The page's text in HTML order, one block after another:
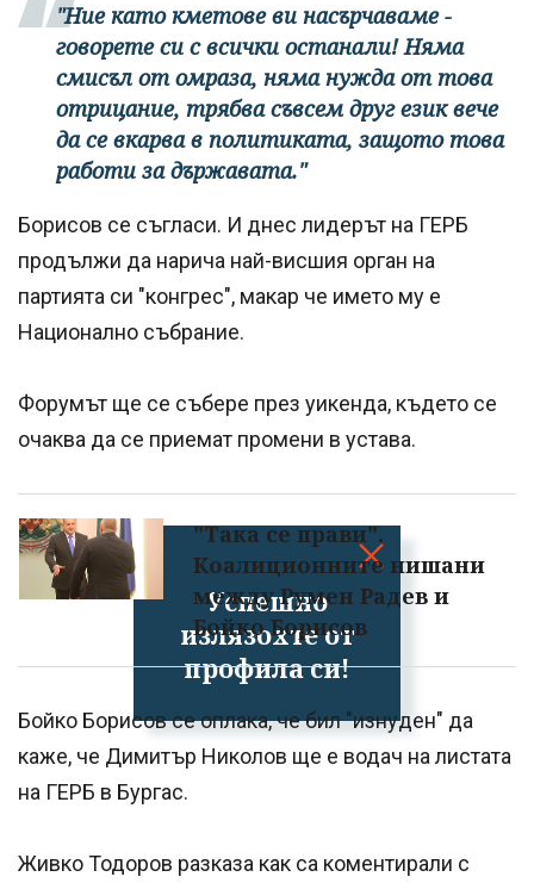
Успешно
излязохте от
профила си!
"Ние като кметове ви насърчаваме -
говорете си с всички останали! Няма
смисъл от омраза, няма нужда от това
отрицание, трябва съвсем друг език вече
да се вкарва в политиката, защото това
работи за държавата."
Борисов се съгласи. И днес лидерът на ГЕРБ
продължи да нарича най-висшия орган на
партията си "конгрес", макар че името му е
Национално събрание.
Форумът ще се събере през уикенда, където се
очаква да се приемат промени в устава.
"Така се прави".
Коалиционните нишани
между Румен Радев и
Бойко Борисов
Бойко Борисов се оплака, че бил "изнуден" да
каже, че Димитър Николов ще е водач на листата
на ГЕРБ в Бургас.
Живко Тодоров разказа как са коментирали с